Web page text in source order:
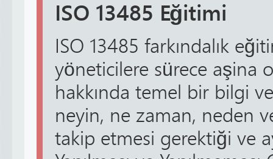
ISO 13485 Eğitimi
ISO 13485 farkındalık
yöneticilere sürece aşina
hakkında temel bir bilgi
neyin, ne zaman, neden
takip etmesi gerektiği ve